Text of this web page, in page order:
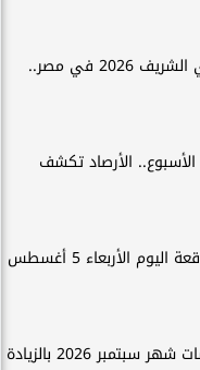
موعد المولد النبوي الشريف 2026 في مصر..
الأرصاد تكشف
حالة الطقس المتوقعة اليوم الأربعاء 5 أغسطس
موعد وصرف معاشات شهر سبتمبر 2026 بالزيادة